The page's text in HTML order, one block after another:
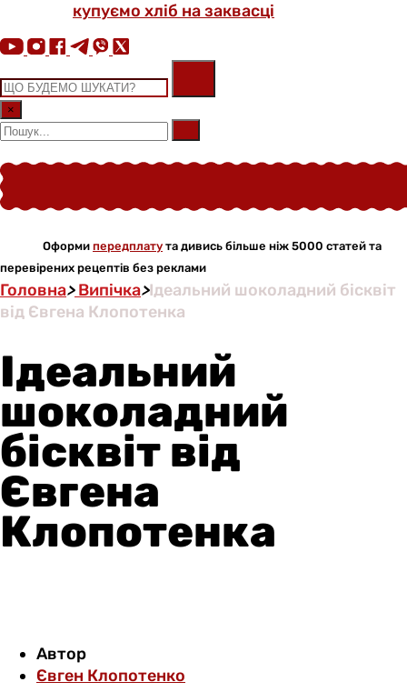
купуємо хліб на заквасці
×
Оформи передплату та дивись більше ніж 5000 статей та
перевірених рецептів без реклами
Головна>Випічка>Ідеальний шоколадний бісквіт
від Євгена Клопотенка
Ідеальний
шоколадний
бісквіт від
Євгена
Клопотенка
Автор
Євген Клопотенко